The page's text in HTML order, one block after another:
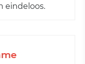
eindeloos.